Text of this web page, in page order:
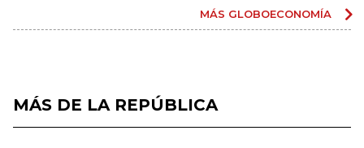
MÁS GLOBOECONOMÍA
MÁS DE LA REPÚBLICA